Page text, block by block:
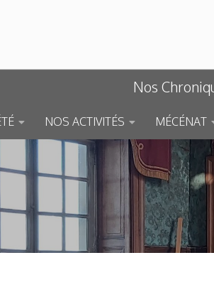
Nos
NOS ACTIVITÉS MÉCÉNAT